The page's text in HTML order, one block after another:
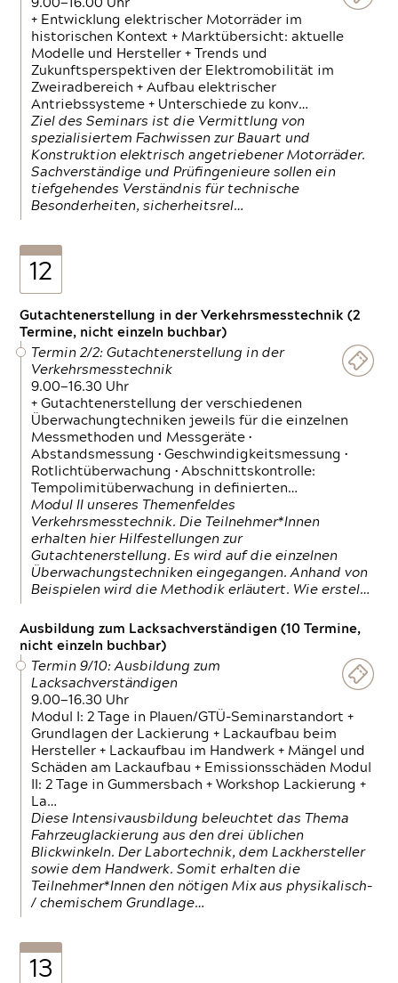
9.00—16.00 Uhr
+ Entwicklung elektrischer Motorräder im
historischen Kontext + Marktübersicht: aktuelle
Modelle und Hersteller + Trends und
Zukunftsperspektiven der Elektromobilität im
Zweiradbereich + Aufbau elektrischer
Antriebssysteme + Unterschiede zu konv…
Ziel des Seminars ist die Vermittlung von
spezialisiertem Fachwissen zur Bauart und
Konstruktion elektrisch angetriebener Motorräder.
Sachverständige und Prüfingenieure sollen ein
tiefgehendes Verständnis für technische
Besonderheiten, sicherheitsrel…
12
Gutachtenerstellung in der Verkehrsmesstechnik (2
Termine, nicht einzeln buchbar)
Termin 2/2: Gutachtenerstellung in der
Verkehrsmesstechnik
9.00—16.30 Uhr
+ Gutachtenerstellung der verschiedenen
Überwachungtechniken jeweils für die einzelnen
Messmethoden und Messgeräte •
Abstandsmessung • Geschwindigkeitsmessung •
Rotlichtüberwachung • Abschnittskontrolle:
Tempolimitüberwachung in definierten…
Modul II unseres Themenfeldes
Verkehrsmesstechnik. Die Teilnehmer*Innen
erhalten hier Hilfestellungen zur
Gutachtenerstellung. Es wird auf die einzelnen
Überwachungstechniken eingegangen. Anhand von
Beispielen wird die Methodik erläutert. Wie erstel…
Ausbildung zum Lacksachverständigen (10 Termine,
nicht einzeln buchbar)
Termin 9/10: Ausbildung zum
Lacksachverständigen
9.00—16.30 Uhr
Modul I: 2 Tage in Plauen/GTÜ-Seminarstandort +
Grundlagen der Lackierung + Lackaufbau beim
Hersteller + Lackaufbau im Handwerk + Mängel und
Schäden am Lackaufbau + Emissionsschäden Modul
II: 2 Tage in Gummersbach + Workshop Lackierung +
La…
Diese Intensivausbildung beleuchtet das Thema
Fahrzeuglackierung aus den drei üblichen
Blickwinkeln. Der Labortechnik, dem Lackhersteller
sowie dem Handwerk. Somit erhalten die
Teilnehmer*Innen den nötigen Mix aus physikalisch-
/ chemischem Grundlage…
13